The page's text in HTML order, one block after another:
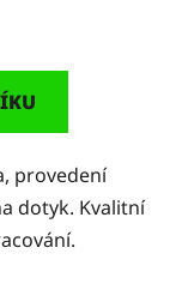
provedení
dotyk. Kvalitní